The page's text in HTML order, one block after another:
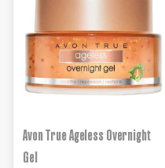
Avon True Ageless Overnight
Gel